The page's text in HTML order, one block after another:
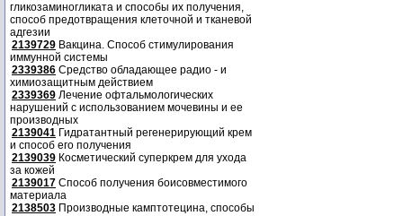
гликозаминогликата и способы их получения,
способ предотвращения клеточной и тканевой
адгезии
2139729 Вакцина. Способ стимулирования
иммунной системы
2339386 Средство обладающее радио - и
химиозащитным действием
2339369 Лечение офтальмологических
нарушений с использованием мочевины и ее
производных
2139041 Гидратантный регенерирующий крем
и способ его получения
2139039 Косметический суперкрем для ухода
за кожей
2139017 Способ получения боисовместимого
материала
2138503 Производные камптотецина, способы